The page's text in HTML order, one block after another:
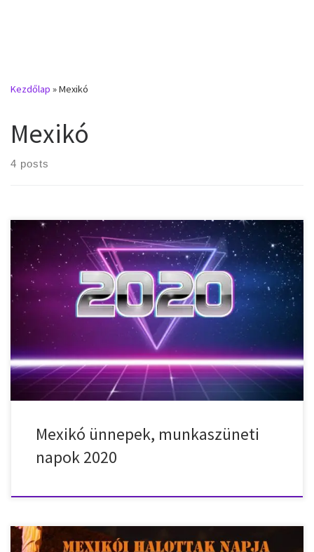
Kezdőlap »Mexikó
Mexikó
4 posts
Nemzeti ünnepek, munkaszüneti napok, ünnepnapok az
Mexikóban 2020-ban. 2020. január 1. – szerda – Újév 2020. február
5. – szerda – Alkotmány napja 2020. március 16. – hétfő – Benito
Juárez születésnapja 2020. május 1. – péntek – Munka ünnepe
2020. szeptember 16. – szerda – Függetlenség napja 2020.
november […]
Mexikó ünnepek, munkaszüneti
napok 2020